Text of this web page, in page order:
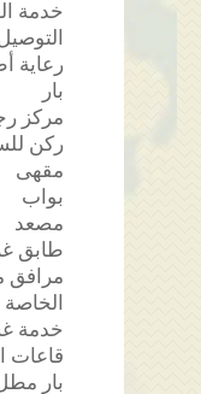
خدمة
رعاية
بار
مركز
ركن
مقهى
بواب
مصعد
طابق
مرافق
الخاصة
خدمة
قاعات
بار